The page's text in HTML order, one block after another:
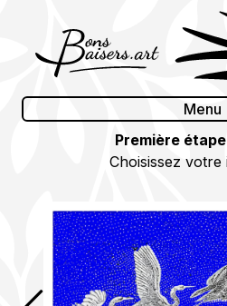
content
Menu
Première
Choisissez